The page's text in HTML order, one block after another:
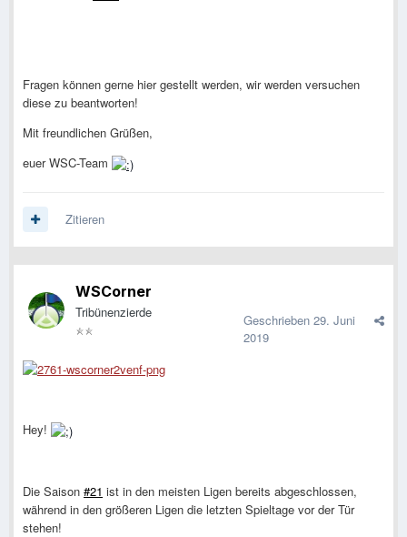
Fragen können gerne hier gestellt werden, wir werden versuchen
diese zu beantworten!
Mit freundlichen Grüßen,
euer WSC-Team
Zitieren
WSCorner
Tribünenzierde Geschrieben 29. Juni
2019
Hey!
Die Saison #21 ist in den meisten Ligen bereits abgeschlossen,
während in den größeren Ligen die letzten Spieltage vor der Tür
stehen!